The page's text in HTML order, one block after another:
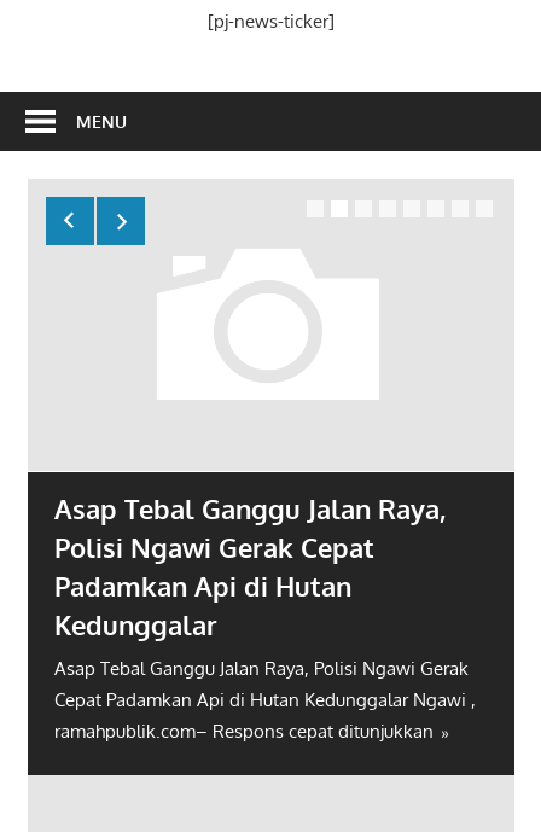
[pj-news-ticker]
MENU
Asap Tebal Ganggu Jalan Raya,
Polisi Ngawi Gerak Cepat
Padamkan Api di Hutan
Kedunggalar
Asap Tebal Ganggu Jalan Raya, Polisi Ngawi Gerak
Cepat Padamkan Api di Hutan Kedunggalar Ngawi ,
ramahpublik.com– Respons cepat ditunjukkan